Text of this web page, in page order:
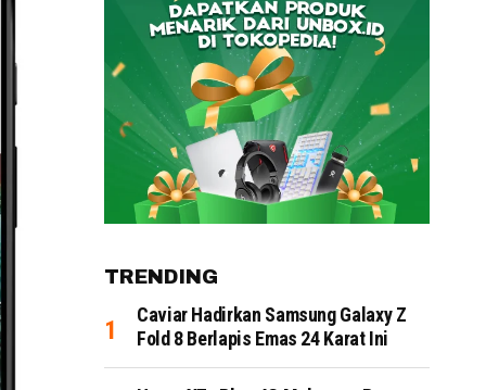
TRENDING
Caviar Hadirkan Samsung Galaxy Z
Fold 8 Berlapis Emas 24 Karat Ini